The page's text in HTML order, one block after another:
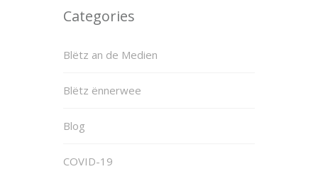
Categories
Blëtz an de Medien
Blëtz ënnerwee
Blog
COVID-19